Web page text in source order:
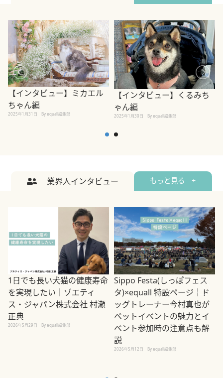
【インタビュー】ミカエル
ちゃん編
2025年1月31日 By equall編集部
【インタビュー】くるみち
ゃん編
2025年1月30日 By equall編集部
業界人インタビュー もっと見る +
1日でも長い犬猫の健康寿命
を実現したい｜ゾエティ
ス・ジャパン株式会社 村瀬
正典
2026年5月29日 By equall編集部
Sippo Festa(しっぽフェス
タ)×equall 特設ページ｜ド
ッグトレーナー今村真也が
ペットイベントの魅力とイ
ベント参加時の注意点も解
説
2026年5月12日 By equall編集部